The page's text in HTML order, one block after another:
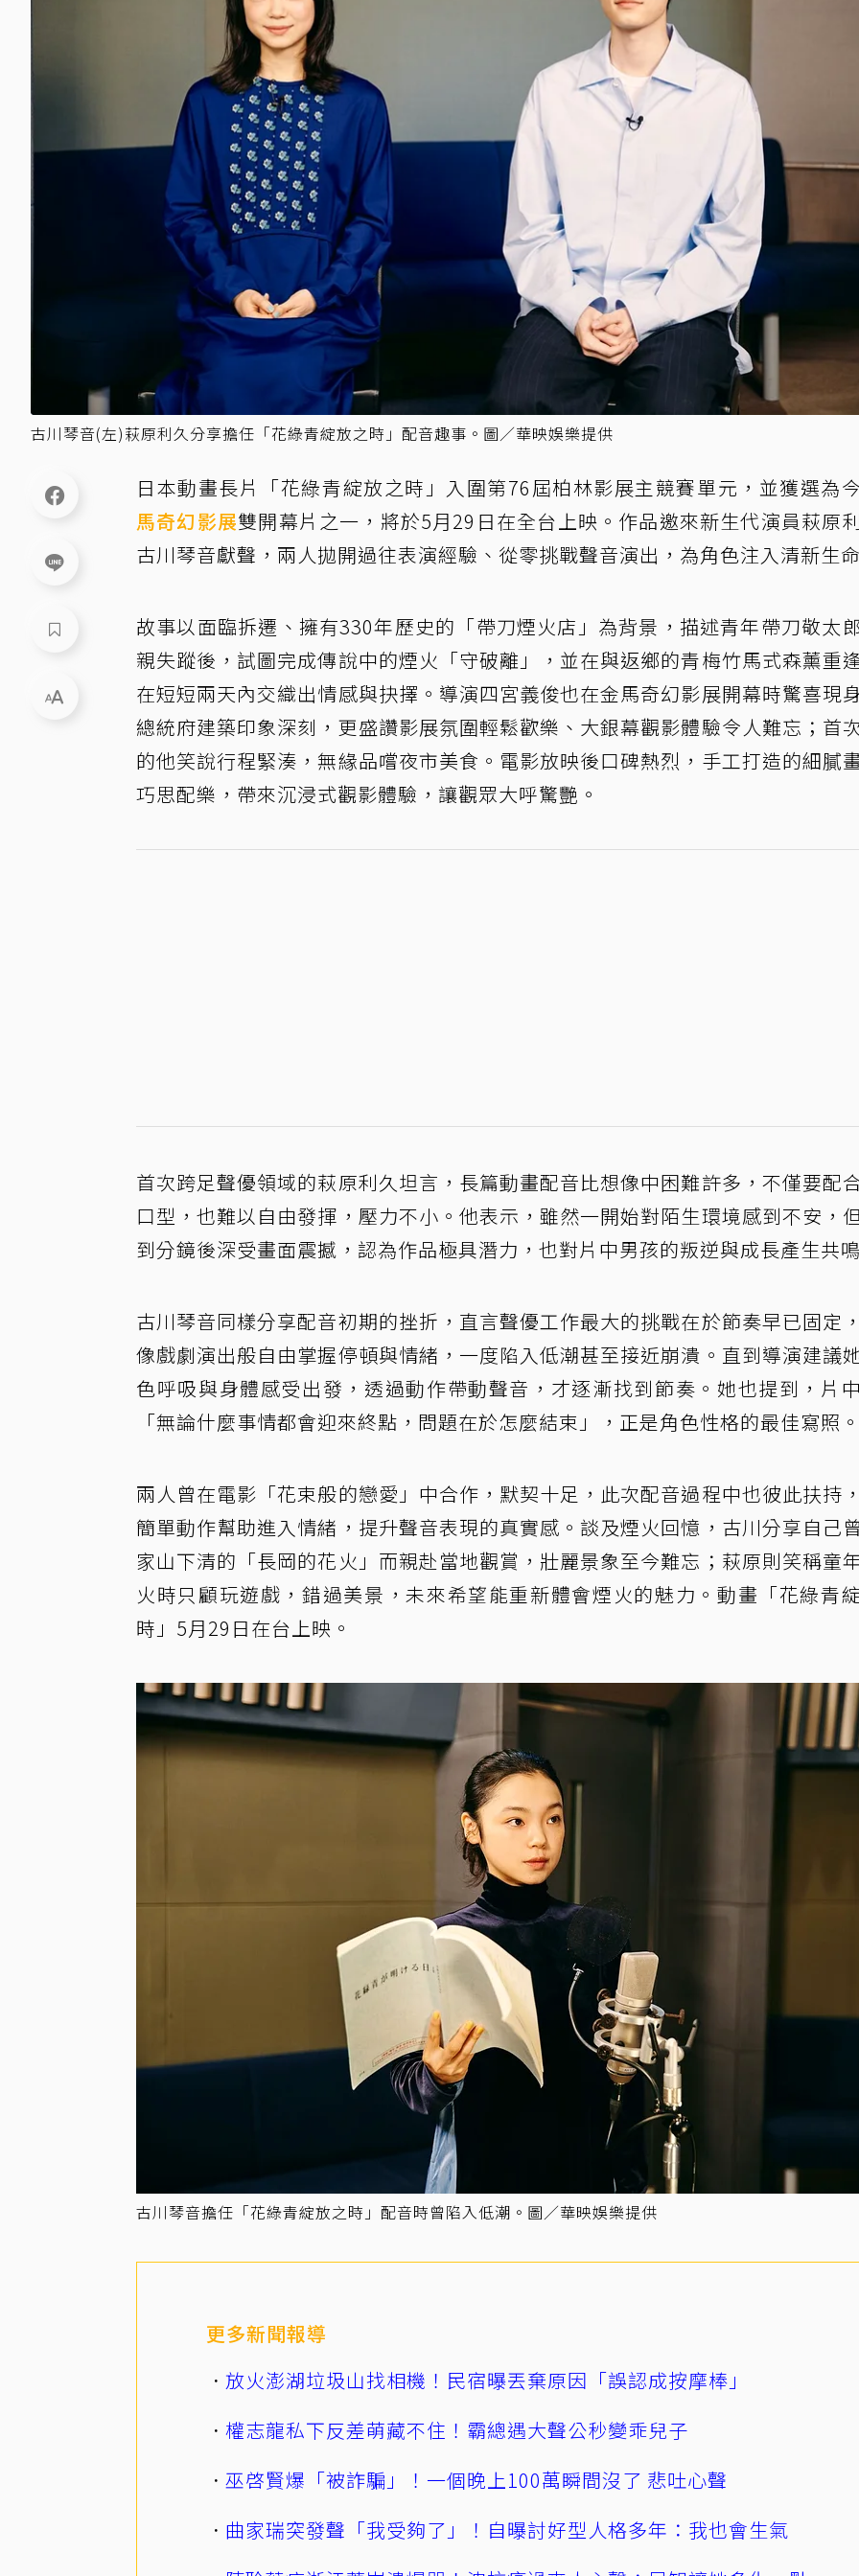
古川琴音(左)萩原利久分享擔任「花綠青綻放之時」配音趣事。圖／華映娛樂提供
日本動畫長片「花綠青綻放之時」入圍第76屆柏林影展主競賽單元，並獲選為
馬奇幻影展雙開幕片之一，將於5月29日在全台上映。作品邀來新生代演員萩原
古川琴音獻聲，兩人拋開過往表演經驗、從零挑戰聲音演出，為角色注入清新生
故事以面臨拆遷、擁有330年歷史的「帶刀煙火店」為背景，描述青年帶刀敬太
親失蹤後，試圖完成傳說中的煙火「守破離」，並在與返鄉的青梅竹馬式森薰重
在短短兩天內交織出情感與抉擇。導演四宮義俊也在金馬奇幻影展開幕時驚喜現
總統府建築印象深刻，更盛讚影展氛圍輕鬆歡樂、大銀幕觀影體驗令人難忘；首
的他笑說行程緊湊，無緣品嚐夜市美食。電影放映後口碑熱烈，手工打造的細膩
巧思配樂，帶來沉浸式觀影體驗，讓觀眾大呼驚艷。
首次跨足聲優領域的萩原利久坦言，長篇動畫配音比想像中困難許多，不僅要配
口型，也難以自由發揮，壓力不小。他表示，雖然一開始對陌生環境感到不安，
到分鏡後深受畫面震撼，認為作品極具潛力，也對片中男孩的叛逆與成長產生共鳴
古川琴音同樣分享配音初期的挫折，直言聲優工作最大的挑戰在於節奏早已固定
像戲劇演出般自由掌握停頓與情緒，一度陷入低潮甚至接近崩潰。直到導演建議
色呼吸與身體感受出發，透過動作帶動聲音，才逐漸找到節奏。她也提到，片
「無論什麼事情都會迎來終點，問題在於怎麼結束」，正是角色性格的最佳寫照。
兩人曾在電影「花束般的戀愛」中合作，默契十足，此次配音過程中也彼此扶持
簡單動作幫助進入情緒，提升聲音表現的真實感。談及煙火回憶，古川分享自己
家山下清的「長岡的花火」而親赴當地觀賞，壯麗景象至今難忘；萩原則笑稱童
火時只顧玩遊戲，錯過美景，未來希望能重新體會煙火的魅力。動畫「花綠青
時」5月29日在台上映。
古川琴音擔任「花綠青綻放之時」配音時曾陷入低潮。圖／華映娛樂提供
更多新聞報導
放火澎湖垃圾山找相機！民宿曝丟棄原因「誤認成按摩棒」
權志龍私下反差萌藏不住！霸總遇大聲公秒變乖兒子
巫啓賢爆「被詐騙」！一個晚上100萬瞬間沒了 悲吐心聲
曲家瑞突發聲「我受夠了」！自曝討好型人格多年：我也會生氣